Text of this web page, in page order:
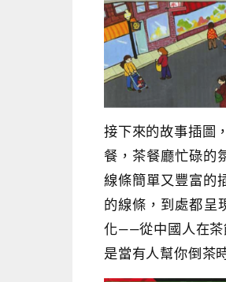
接下來的故事插圖
餐，茶餐廳忙碌的
線條簡單又豐富的
的線條，到處都呈
化――從中國人在茶
是當有人幫你倒茶